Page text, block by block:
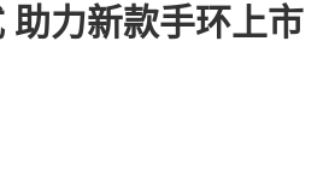
助力新款手环上市